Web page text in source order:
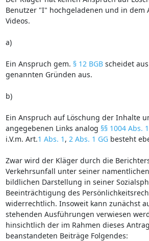
Benutzer "I" hochgeladenen und in dem
Videos.
a)
Ein Anspruch gem. § 12 BGBscheidet
genannten Gründen aus.
b)
Ein Anspruch auf Löschung der Inhalte
angegebenen Links analog §§ 1004 Abs.
i.V.m. Art.1 Abs. 1 , 2 Abs. 1 GGbesteht
Zwar wird der Kläger durch die
Verkehrsunfall unter seiner
bildlichen Darstellung in seiner
Beeinträchtigung des
widerrechtlich. Insoweit kann zunächst
stehenden Ausführungen verwiesen
hinsichtlich der im Rahmen dieses
beanstandeten Beiträge Folgendes: